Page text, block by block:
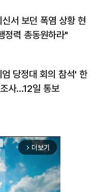
서 보던 폭염 상황 현
정력 총동원하라"
당정대 회의 참석' 한
사...12일 통보
arrow_forward_ios 더보기